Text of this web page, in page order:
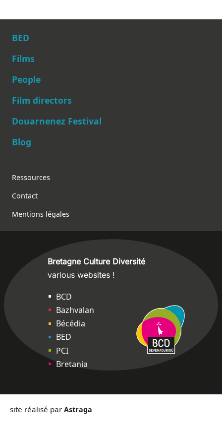
Main navigation
BED
Films
People
Film directors
Douarnenez Festival
Blog
Footer
Ressources
Contact
Mentions légales
Bretagne Culture Diversité
various websites !
Sites
BCD
Bazhvalan
Bécédia
BED
PCI
Bretania
site réalisé par Astraga